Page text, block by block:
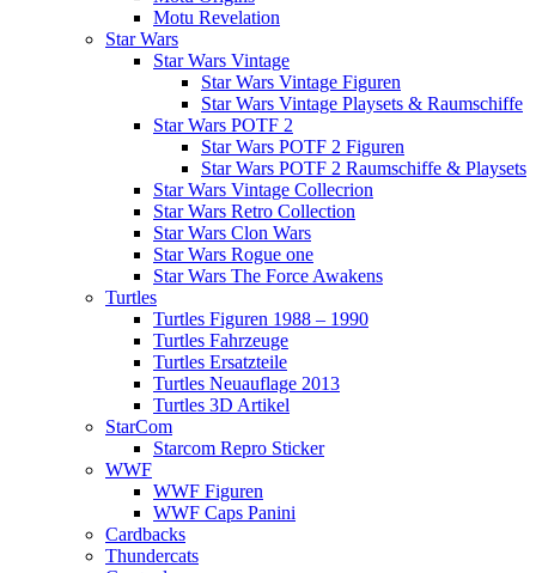
Motu Revelation
Star Wars
Star Wars Vintage
Star Wars Vintage Figuren
Star Wars Vintage Playsets & Raumschiffe
Star Wars POTF 2
Star Wars POTF 2 Figuren
Star Wars POTF 2 Raumschiffe & Playsets
Star Wars Vintage Collecrion
Star Wars Retro Collection
Star Wars Clon Wars
Star Wars Rogue one
Star Wars The Force Awakens
Turtles
Turtles Figuren 1988 – 1990
Turtles Fahrzeuge
Turtles Ersatzteile
Turtles Neuauflage 2013
Turtles 3D Artikel
StarCom
Starcom Repro Sticker
WWF
WWF Figuren
WWF Caps Panini
Cardbacks
Thundercats